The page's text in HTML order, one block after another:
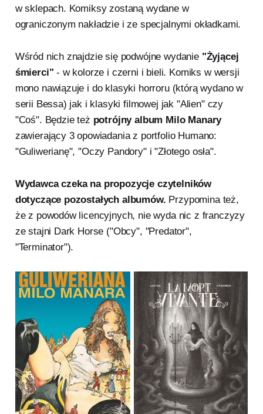
w sklepach. Komiksy zostaną wydane w
ograniczonym nakładzie i ze specjalnymi okładkami.
Wśród nich znajdzie się podwójne wydanie "Żyjącej
śmierci" - w kolorze i czerni i bieli. Komiks w wersji
mono nawiązuje i do klasyki horroru (którą wydano w
serii Bessa) jak i klasyki filmowej jak "Alien" czy
"Coś". Będzie też potrójny album Milo Manary
zawierający 3 opowiadania z portfolio Humano:
"Guliwerianę", "Oczy Pandory" i "Złotego osła".
Wydawca czeka na propozycje czytelników
dotyczące pozostałych albumów. Przypomina też,
że z powodów licencyjnych, nie wyda nic z franczyzy
ze stajni Dark Horse ("Obcy", "Predator",
"Terminator").